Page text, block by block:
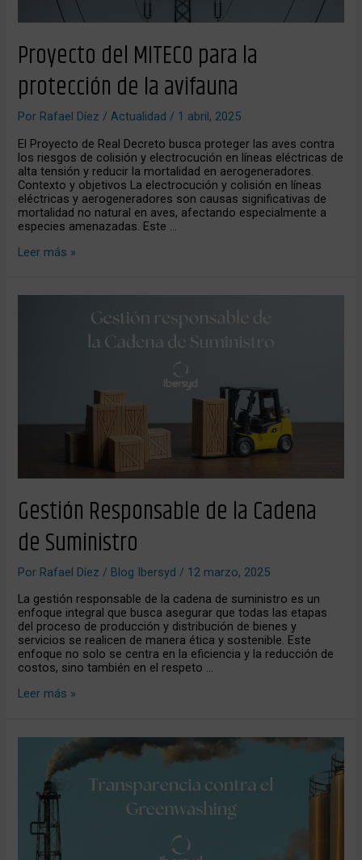
Proyecto del MITECO para la
protección de la avifauna
Por Rafael Díez/Actualidad / 1 abril, 2025
El Proyecto de Real Decreto busca proteger las aves contra
los riesgos de colisión y electrocución en líneas eléctricas de
alta tensión y reducir la mortalidad en aerogeneradores.
Contexto y objetivos La electrocución y colisión en líneas
eléctricas y aerogeneradores son causas significativas de
mortalidad no natural en aves, afectando especialmente a
especies amenazadas. Este …
Leer más »
Gestión Responsable de la Cadena
de Suministro
Por Rafael Díez/ Blog Ibersyd / 12 marzo, 2025
La gestión responsable de la cadena de suministro es un
enfoque integral que busca asegurar que todas las etapas
del proceso de producción y distribución de bienes y
servicios se realicen de manera ética y sostenible. Este
enfoque no solo se centra en la eficiencia y la reducción de
costos, sino también en el respeto …
Leer más »
Transparencia
frente
Greenwashing